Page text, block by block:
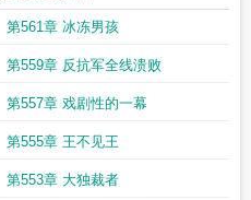
第561章 冰冻男孩
第559章 反抗军全线溃败
第557章 戏剧性的一幕
第555章 王不见王
第553章 大独裁者